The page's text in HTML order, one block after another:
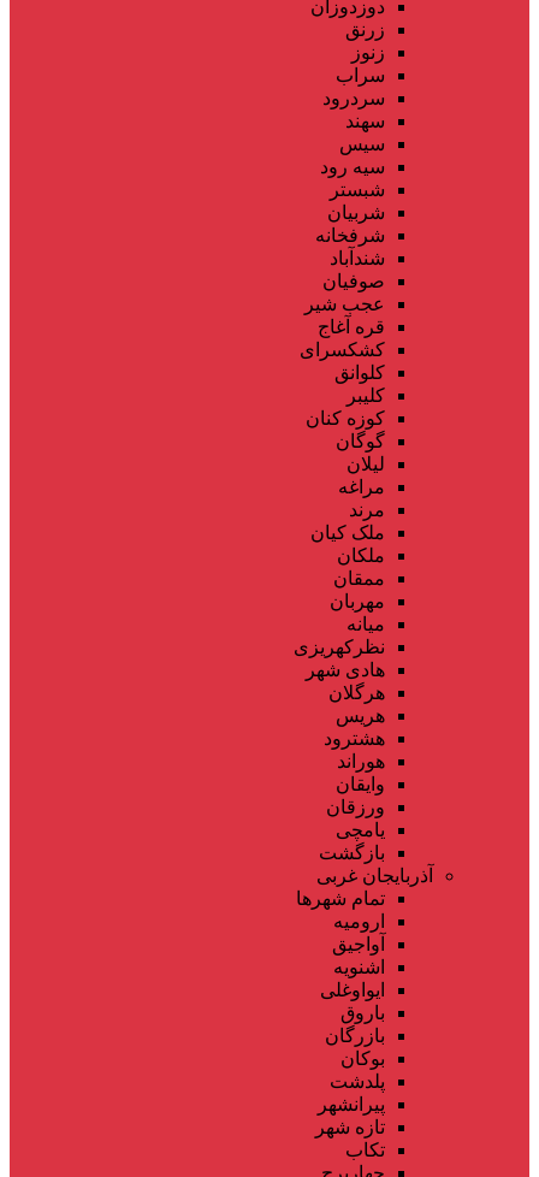
دوزدوزان
زرنق
زنوز
سراب
سردرود
سهند
سیس
سیه رود
شبستر
شربیان
شرفخانه
شندآباد
صوفیان
عجب شیر
قره آغاج
کشکسرای
کلوانق
کلیبر
کوزه کنان
گوگان
لیلان
مراغه
مرند
ملک کیان
ملکان
ممقان
مهربان
میانه
نظرکهریزی
هادی شهر
هرگلان
هریس
هشترود
هوراند
وایقان
ورزقان
یامچی
بازگشت
آذربایجان غربی
تمام شهر‌ها
ارومیه
آواجیق
اشنویه
ایواوغلی
باروق
بازرگان
بوکان
پلدشت
پیرانشهر
تازه شهر
تکاب
چهاربرج